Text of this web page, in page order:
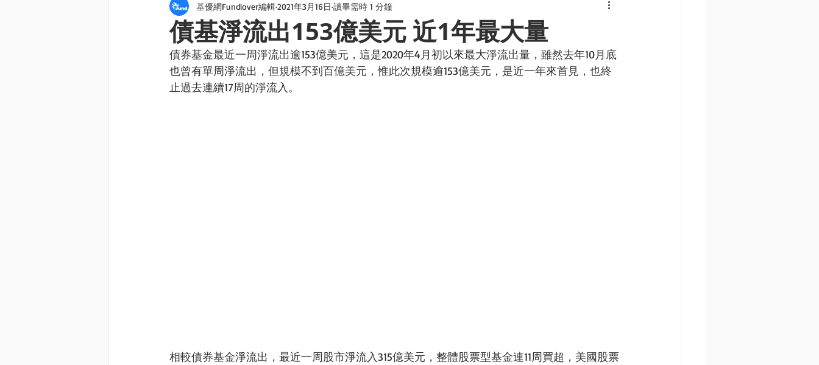
新聞點評 退休趣 聽基金 生活我最大
債基淨流出153億美元 近1年最大量
基優網Fundlover編輯2021年3月16日 讀畢需時 1 分鐘
債券基金最近一周淨流出逾153億美元，這是2020年4月初以來最大淨流出量，雖然去年10月底
也曾有單周淨流出，但規模不到百億美元，惟此次規模逾153億美元，是近一年來首見，也終
止過去連續17周的淨流入。
相較債券基金淨流出，最近一周股市淨流入315億美元，整體股票型基金連11周買超，美國股票